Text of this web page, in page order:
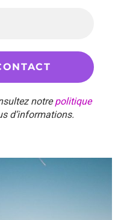
notrepolitique
d’informations.